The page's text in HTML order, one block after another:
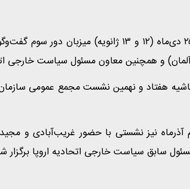
به گزارش دیدگاه امروز، شهر ژنو ۲۴ و ۲۵ دی‌ماه (۱۲ و ۱۳
آلمان) و همچنین معاون مسئول سیاست خارجی
هفتاد و نهمین نشست مجمع عمومی سازمان
نیز نشستی با حضور غریب‌آبادی و
سابق سیاست خارجی اتحادیه اروپا برگزار